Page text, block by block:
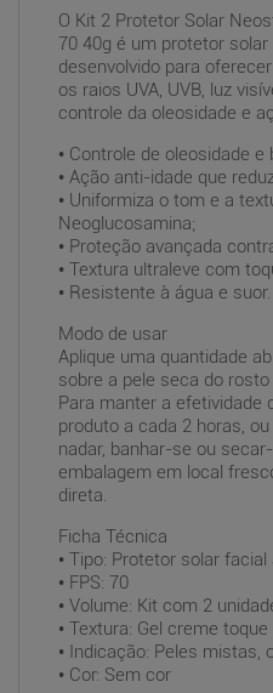
O Kit 2 Protetor Solar
70 40g é um protetor
desenvolvido para
os raios UVA, UVB, luz
controle da oleosidade e
• Controle de oleosidade
• Ação anti-idade que
• Uniformiza o tom e a
Neoglucosamina;
• Proteção avançada
• Textura ultraleve com
• Resistente à água e suor.
Modo de usar
Aplique uma quantidade
sobre a pele seca do
Para manter a efetividade
produto a cada 2 horas,
nadar, banhar-se ou
embalagem em local
direta.
Ficha Técnica
• Tipo: Protetor solar
• FPS: 70
• Volume: Kit com 2
• Textura: Gel creme
• Indicação: Peles mistas,
• Cor: Sem cor